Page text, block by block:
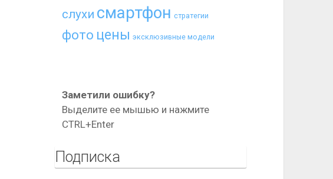
слухи смартфон стратегии
фото цены эксклюзивные модели
Заметили ошибку?
Выделите ее мышью и нажмите
CTRL+Enter
Подписка